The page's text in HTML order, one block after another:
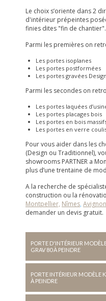
Le choix s’oriente dans 2
d'intérieur prépeintes
finies dites "fin de chantier".
Parmi les premières on
Les portes isoplanes
Les portes postformées
Les portes gravées Design
Parmi les secondes on
Les portes laquées
Les portes placages bois
Les portes en bois
Les portes en verre
Pour vous aider dans les
(Design ou Traditionnel),
showrooms PARTNER a
plus d’une trentaine de
A la recherche de
construction ou la
Montpellier, Nîmes, Avignon
demander un devis gratuit.
PORTE D'INTÉRIEUR
GRAV 80 À PEINDRE
PORTE INTÉRIEUR MODÈLE
À PEINDRE